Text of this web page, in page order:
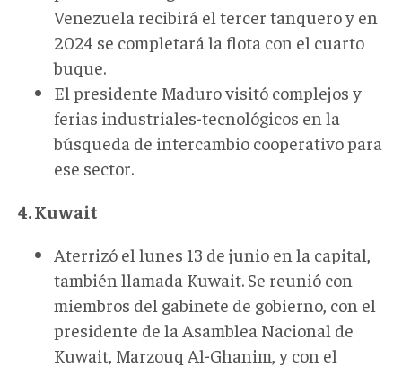
Venezuela recibirá el tercer tanquero y en
2024 se completará la flota con el cuarto
buque.
El presidente Maduro visitó complejos y
ferias industriales-tecnológicos en la
búsqueda de intercambio cooperativo para
ese sector.
4. Kuwait
Aterrizó el lunes 13 de junio en la capital,
también llamada Kuwait. Se reunió con
miembros del gabinete de gobierno, con el
presidente de la Asamblea Nacional de
Kuwait, Marzouq Al-Ghanim, y con el